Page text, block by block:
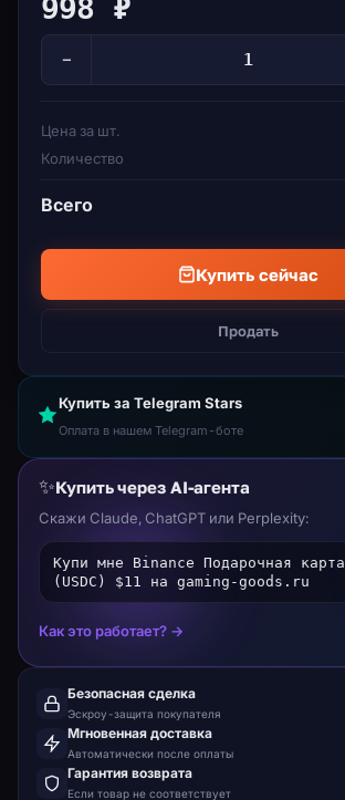
998 ₽
−
Цена за шт.
Количество
Всего
Купить сейчас
Продать
Купить за Telegram Stars
Оплата в нашем Telegram-боте
✨Купить через AI-агента
Скажи Claude, ChatGPT или Perplexity:
Купи мне Binance Подарочная карта
(USDC) $11 на gaming-goods.ru
Как это работает? →
Безопасная сделка
Эскроу-защита покупателя
Мгновенная доставка
Автоматически после оплаты
Гарантия возврата
Если товар не соответствует